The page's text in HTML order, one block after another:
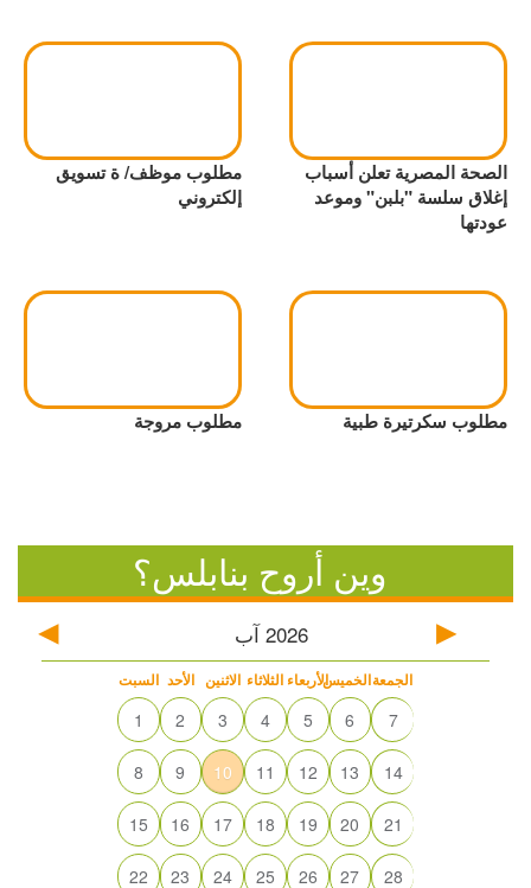
الصحة المصرية تعلن أسباب
إغلاق سلسة "بلبن" وموعد
عودتها
مطلوب موظف/ ة تسويق
إلكتروني
مطلوب سكرتيرة طبية مطلوب مروجة
وين أروح بنابلس؟
2026 آب
السبت الأحد الاثنين الثلاثاء الأربعاءالخميسالجمعة
1 2 3 4 5 6 7
8 9 10 11 12 13 14
15 16 17 18 19 20 21
22 23 24 25 26 27 28